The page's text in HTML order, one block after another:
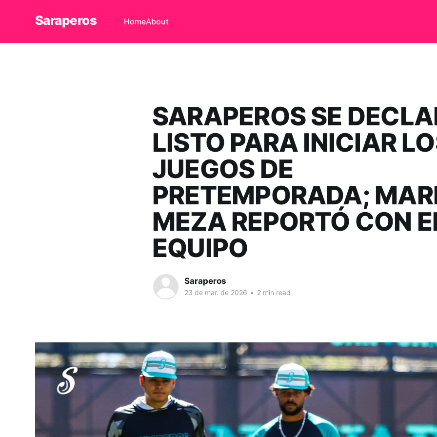
Saraperos HomeAbout
SARAPEROS SE
LISTO PARA INICIAR
JUEGOS DE
PRETEMPORADA;
MEZA REPORTÓ CON
EQUIPO
Saraperos
23 de mar. de 2026 • 2 min read